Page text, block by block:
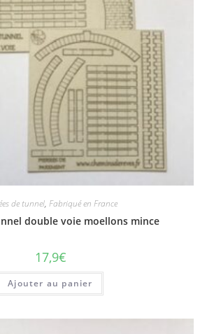
de tunnel, Fabriqué en France
double voie moellons mince
17,9€
Ajouter au panier